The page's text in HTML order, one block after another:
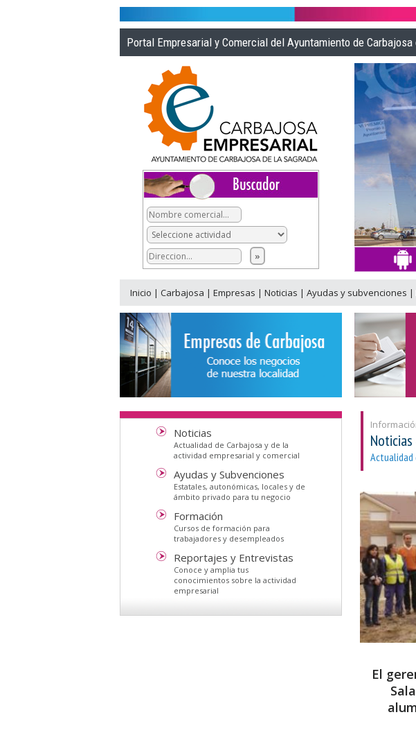
Portal Empresarial y Comercial del Ayuntamiento de Carbajosa
Inicio | Carbajosa | Empresas | Noticias | Ayudas y subvenciones |
Noticias
Actualidad de Carbajosa y de la
actividad empresarial y comercial
Ayudas y Subvenciones
Estatales, autonómicas, locales y de
ámbito privado para tu negocio
Formación
Cursos de formación para
trabajadores y desempleados
Reportajes y Entrevistas
Conoce y amplia tus
conocimientos sobre la actividad
empresarial
Actualidad
El